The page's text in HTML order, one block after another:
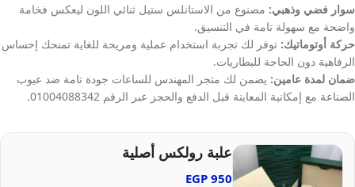
سوار فضي وذهبي: مصنوع من الاستانلس ستيل ثنائي اللون ليعكس فخامة
واضحة مع سهولة تامة في التنسيق.
حركة أوتوماتيك: توفر لك تجربة استخدام عملية ومريحة للغاية تمنحك إحساس
الرفاهية دون الحاجة للبطاريات.
ضمان لمدة عامين: يضمن لك متجر المهندس للساعات جودة تامة ضد عيوب
الصناعة مع إمكانية المعاينة قبل الدفع والحجز عبر الرقم 01004088342.
علبة رولكس أصلية
EGP 950